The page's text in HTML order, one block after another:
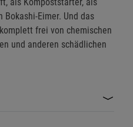
Eimer. Und das
frei von chemischen
und anderen schädlichen